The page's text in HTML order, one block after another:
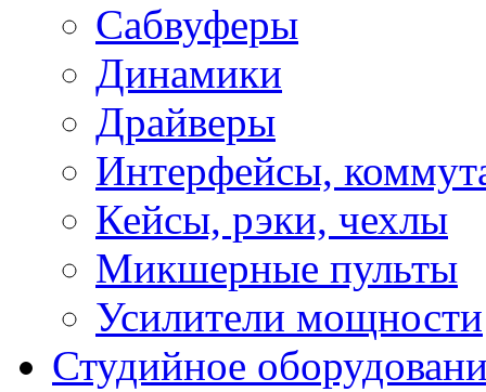
Сабвуферы
Динамики
Драйверы
Интерфейсы,
Кейсы, рэки, чехлы
Микшерные пульты
Усилители мощности
Студийное